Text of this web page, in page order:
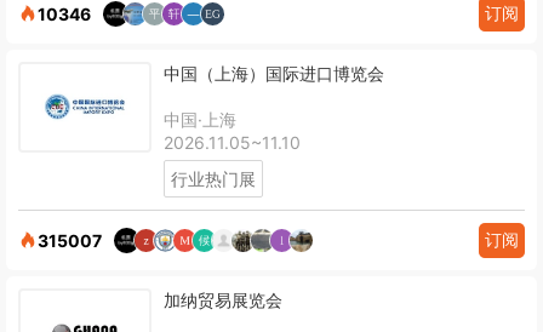
10346 订阅
中国（上海）国际进口博览会
中国·上海
2026.11.05~11.10
行业热门展
315007 订阅
加纳贸易展览会